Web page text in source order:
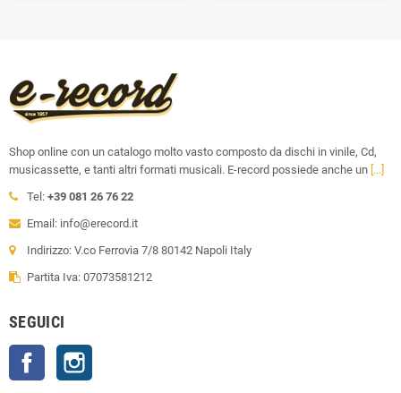
Shop online con un catalogo molto vasto composto da dischi in vinile, Cd,
musicassette, e tanti altri formati musicali. E-record possiede anche un [...]
Tel: +39 081 26 76 22
Email: info@erecord.it
Indirizzo: V.co Ferrovia 7/8 80142 Napoli Italy
Partita Iva: 07073581212
SEGUICI
Facebook